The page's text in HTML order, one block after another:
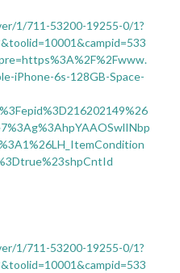
1/711-53200-19255-0/1?
iPhone-6s-128GB-Space-
1/711-53200-19255-0/1?